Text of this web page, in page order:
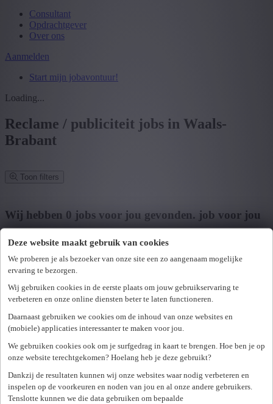
Deze website maakt gebruik van cookies
We proberen je als bezoeker van onze site een zo aangenaam mogelijke
ervaring te bezorgen.
Wij gebruiken cookies in de eerste plaats om jouw gebruikservaring te
verbeteren en onze online diensten beter te laten functioneren.
Daarnaast gebruiken we cookies om de inhoud van onze websites en
(mobiele) applicaties interessanter te maken voor jou.
We gebruiken cookies ook om je surfgedrag in kaart te brengen. Hoe ben je op
onze website terechtgekomen? Hoelang heb je deze gebruikt?
Dankzij de resultaten kunnen wij onze websites waar nodig verbeteren en
inspelen op de voorkeuren en noden van jou en al onze andere gebruikers.
Tenslotte kunnen we die data gebruiken om bepaalde
Consultant
Opdrachtgever
Over ons
Aanmelden
Start mijn jobavontuur!
Loading...
Reclame / publiciteit jobs in Waals-
Brabant
Toon filters
Zoek op functie, jobtitel, bedrijf,...
Postcode of gemeente
Zoek vacatures
Mijn gekozen filters
Wis alle filters
Provincie
+ Toon meer - Toon minder
Wij hebben 0 jobs voor jou gevonden. job voor jou
gevonden
U hebt geen toegang tot deze pagina of bent niet langer aangemeld.
Opnieuw aanmelden.
Sluiten